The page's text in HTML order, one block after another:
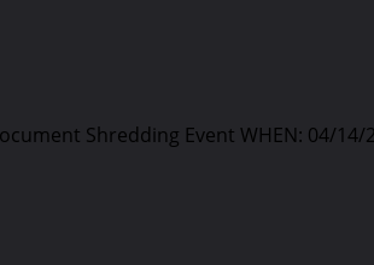
Shredding Event WHEN: 04/14/